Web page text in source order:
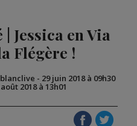
Jessica en Via
Flégère !
- 29 juin 2018 à 09h30
2018 à 13h01